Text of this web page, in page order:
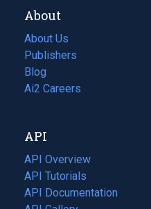
About
About Us
Publishers
Blog
(opens
in
tab)
Ai2 Careers
(opens
new
tab)
API
API Overview
API Tutorials
API Documentation
(opens